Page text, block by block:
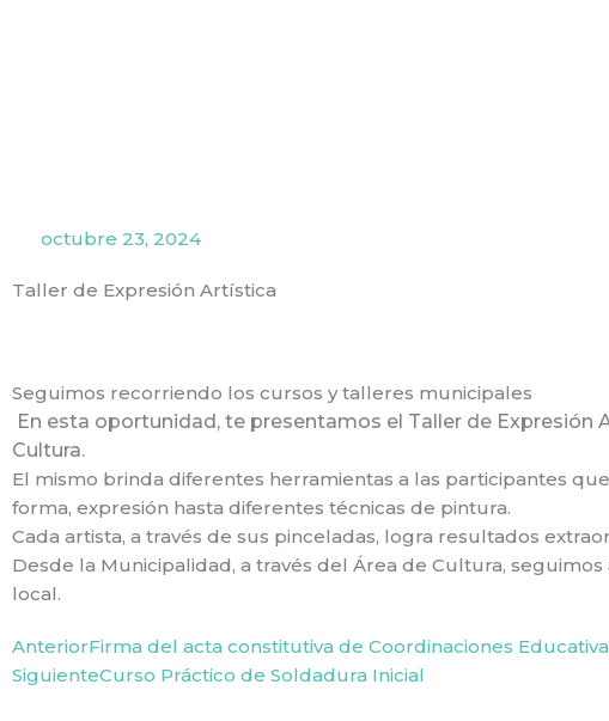
octubre 23, 2024
Taller de Expresión Artística
Seguimos recorriendo los cursos y talleres municipales
En esta oportunidad, te presentamos el Taller de Expresión
Cultura.
El mismo brinda diferentes herramientas a las participantes
forma, expresión hasta diferentes técnicas de pintura.
Cada artista, a través de sus pinceladas, logra resultados
Desde la Municipalidad, a través del Área de Cultura,
local.
Prev
AnteriorFirma del acta constitutiva de Coordinaciones
SiguienteCurso Práctico de Soldadura Inicial
Next